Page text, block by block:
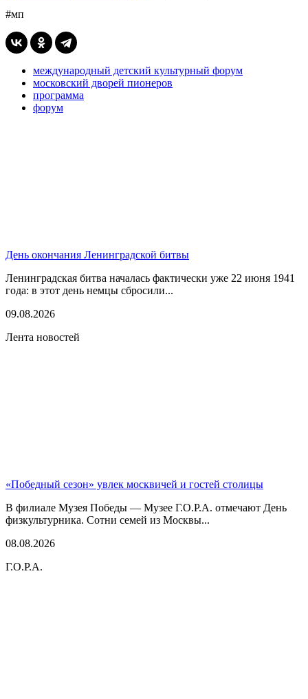
#мп
международный детский культурный форум
московский дворей пионеров
программа
форум
День окончания Ленинградской битвы
Ленинградская битва началась фактически уже 22 июня 1941
года: в этот день немцы сбросили...
09.08.2026
Лента новостей
«Победный сезон» увлек москвичей и гостей столицы
В филиале Музея Победы — Музее Г.О.Р.А. отмечают День
физкультурника. Сотни семей из Москвы...
08.08.2026
Г.О.Р.А.